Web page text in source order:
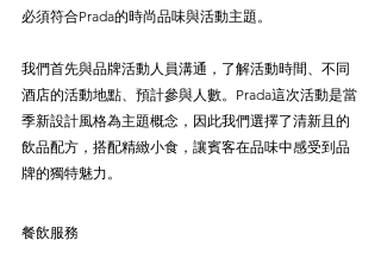
必須符合Prada的時尚品味與活動主題。
我們首先與品牌活動人員溝通，了解活動時間、不同
酒店的活動地點、預計參與人數。Prada這次活動是當
季新設計風格為主題概念，因此我們選擇了清新且的
飲品配方，搭配精緻小食，讓賓客在品味中感受到品
牌的獨特魅力。
餐飲服務